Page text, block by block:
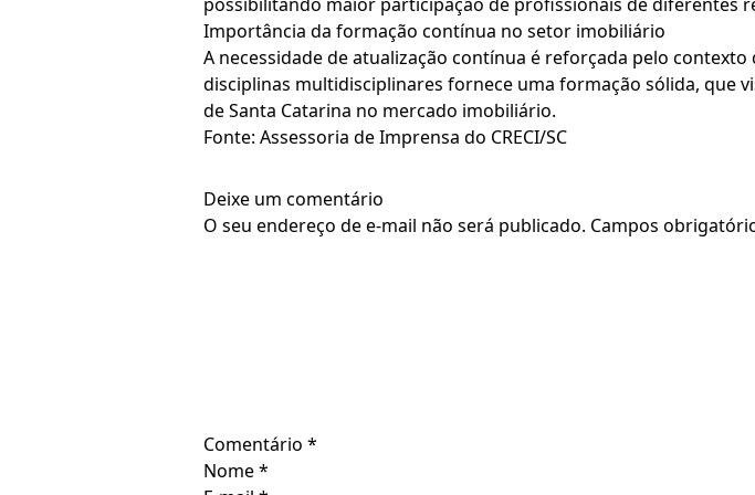
Importância da formação contínua no setor imobiliário
A necessidade de atualização contínua é reforçada pelo
disciplinas multidisciplinares fornece uma formação sólida, que
de Santa Catarina no mercado imobiliário.
Fonte: Assessoria de Imprensa do CRECI/SC
Deixe um comentário
O seu endereço de e-mail não será publicado. Campos
Comentário *
Nome*